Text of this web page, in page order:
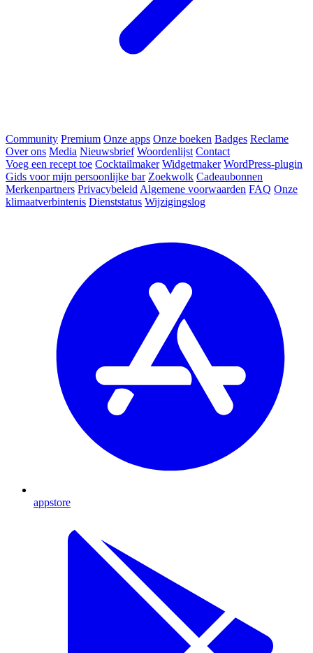
Community Premium Onze apps Onze boeken Badges Reclame
Over ons Media Nieuwsbrief Woordenlijst Contact
Voeg een recept toe Cocktailmaker Widgetmaker WordPress-plugin
Gids voor mijn persoonlijke bar Zoekwolk Cadeaubonnen
Merkenpartners Privacybeleid Algemene voorwaarden FAQ Onze
klimaatverbintenis Dienststatus Wijzigingslog
appstore